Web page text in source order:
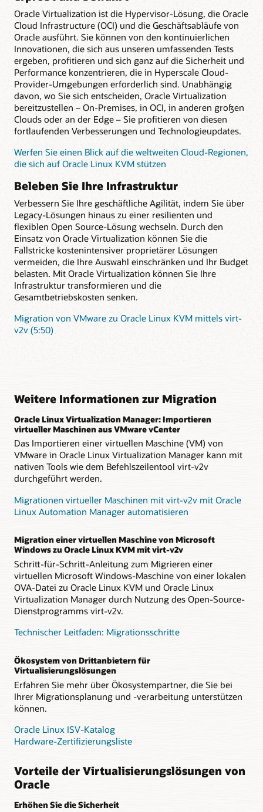
Oracle Virtualization ist die Hypervisor-Lösung, die Oracle
Cloud Infrastructure (OCI) und die Geschäftsabläufe von
Oracle ausführt. Sie können von den kontinuierlichen
Innovationen, die sich aus unseren umfassenden Tests
ergeben, profitieren und sich ganz auf die Sicherheit und
Performance konzentrieren, die in Hyperscale Cloud-
Provider-Umgebungen erforderlich sind. Unabhängig
davon, wo Sie sich entscheiden, Oracle Virtualization
bereitzustellen – On-Premises, in OCI, in anderen großen
Clouds oder an der Edge – Sie profitieren von diesen
fortlaufenden Verbesserungen und Technologieupdates.
Werfen Sie einen Blick auf die weltweiten Cloud-Regionen,
die sich auf Oracle Linux KVM stützen
Beleben Sie Ihre Infrastruktur
Verbessern Sie Ihre geschäftliche Agilität, indem Sie über
Legacy-Lösungen hinaus zu einer resilienten und
flexiblen Open Source-Lösung wechseln. Durch den
Einsatz von Oracle Virtualization können Sie die
Fallstricke kostenintensiver proprietärer Lösungen
vermeiden, die Ihre Auswahl einschränken und Ihr Budget
belasten. Mit Oracle Virtualization können Sie Ihre
Infrastruktur transformieren und die
Gesamtbetriebskosten senken.
Migration von VMware zu Oracle Linux KVM mittels virt-
v2v (5:50)
Weitere Informationen zur Migration
Oracle Linux Virtualization Manager: Importieren
virtueller Maschinen aus VMware vCenter
Das Importieren einer virtuellen Maschine (VM) von
VMware in Oracle Linux Virtualization Manager kann mit
nativen Tools wie dem Befehlszeilentool virt-v2v
durchgeführt werden.
Migrationen virtueller Maschinen mit virt-v2v mit Oracle
Linux Automation Manager automatisieren
Migration einer virtuellen Maschine von Microsoft
Windows zu Oracle Linux KVM mit virt-v2v
Schritt-für-Schritt-Anleitung zum Migrieren einer
virtuellen Microsoft Windows-Maschine von einer lokalen
OVA-Datei zu Oracle Linux KVM und Oracle Linux
Virtualization Manager durch Nutzung des Open-Source-
Dienstprogramms virt-v2v.
Technischer Leitfaden: Migrationsschritte
Ökosystem von Drittanbietern für
Virtualisierungslösungen
Erfahren Sie mehr über Ökosystempartner, die Sie bei
Ihrer Migrationsplanung und -verarbeitung unterstützen
können.
Oracle Linux ISV-Katalog
Hardware-Zertifizierungsliste
Vorteile der Virtualisierungslösungen von
Oracle
Erhöhen Sie die Sicherheit